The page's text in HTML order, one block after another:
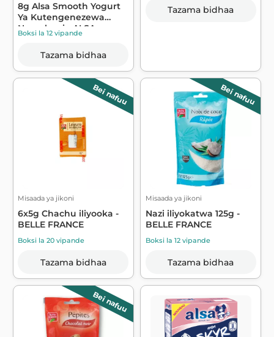
8g Alsa Smooth Yogurt
Ya Kutengenezewa
Nyumbani - ALSA
Boksi la 12 vipande
Tazama bidhaa
Tazama bidhaa
Bei nafuu
Misaada ya jikoni
6x5g Chachu iliyooka -
BELLE FRANCE
Boksi la 20 vipande
Tazama bidhaa
Bei nafuu
Misaada ya jikoni
Nazi iliyokatwa 125g -
BELLE FRANCE
Boksi la 12 vipande
Tazama bidhaa
Bei nafuu